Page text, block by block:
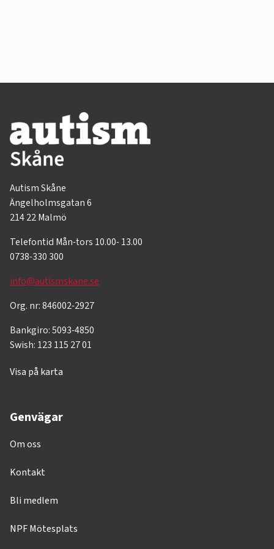
Autism Skåne
Ängelholmsgatan 6
214 22 Malmö
Telefontid Mån-tors 10.00- 13.00
0738-330 300
info@autismskane.se
Org. nr: 846002-2927
Bankgiro: 5093-4850
Swish: 123 115 27 01
Visa på karta
Genvägar
Om oss
Kontakt
Bli medlem
NPF Mötesplats